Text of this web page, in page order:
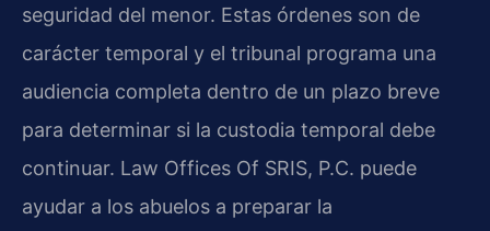
seguridad del menor. Estas órdenes son de
carácter temporal y el tribunal programa una
audiencia completa dentro de un plazo breve
para determinar si la custodia temporal debe
continuar. Law Offices Of SRIS, P.C. puede
ayudar a los abuelos a preparar la